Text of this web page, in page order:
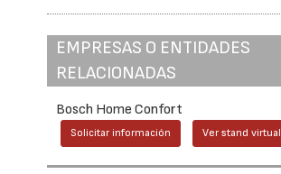
EMPRESAS O ENTIDADES
RELACIONADAS
Bosch Home Confort
Solicitar información Ver stand virtual